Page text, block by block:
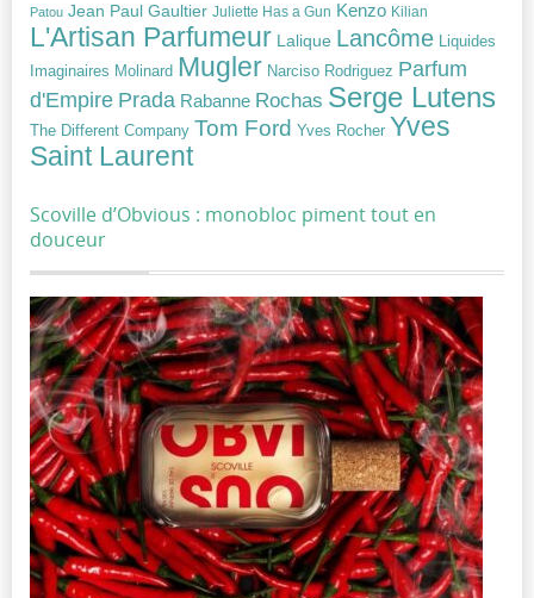
Patou Jean Paul Gaultier Juliette Has a Gun Kenzo Kilian
L'Artisan Parfumeur Lalique Lancôme Liquides
Imaginaires Molinard Mugler Narciso Rodriguez Parfum
d'Empire Prada Rabanne Rochas Serge Lutens
The Different Company Tom Ford Yves Rocher Yves
Saint Laurent
Scoville d’Obvious : monobloc piment tout en
douceur